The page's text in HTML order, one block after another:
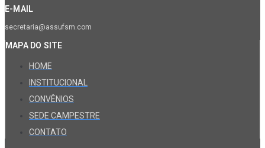
E-MAIL
secretaria@assufsm.com
MAPA DO SITE
HOME
INSTITUCIONAL
CONVÊNIOS
SEDE CAMPESTRE
CONTATO